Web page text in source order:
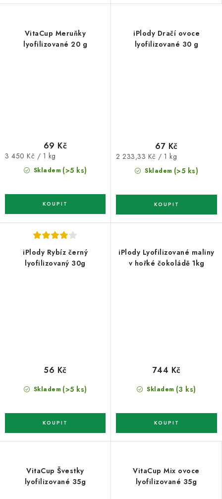
VitaCup Meruňky
lyofilizované 20 g
Skladem (>5 ks)
69 Kč
Měrná
3 450 Kč / 1 kg
iPlody Dračí ovoce
lyofilizované 30 g
Skladem (>5 ks)
67 Kč
Měrná
2 233,33 Kč / 1 kg
iPlody Rybíz černý
lyofilizovaný 30g
Skladem (>5 ks)
56 Kč
iPlody Lyofilizované maliny
v hořké čokoládě 1kg
Skladem (3 ks)
744 Kč
VitaCup Švestky
lyofilizované 35g
VitaCup Mix ovoce
lyofilizované 35g